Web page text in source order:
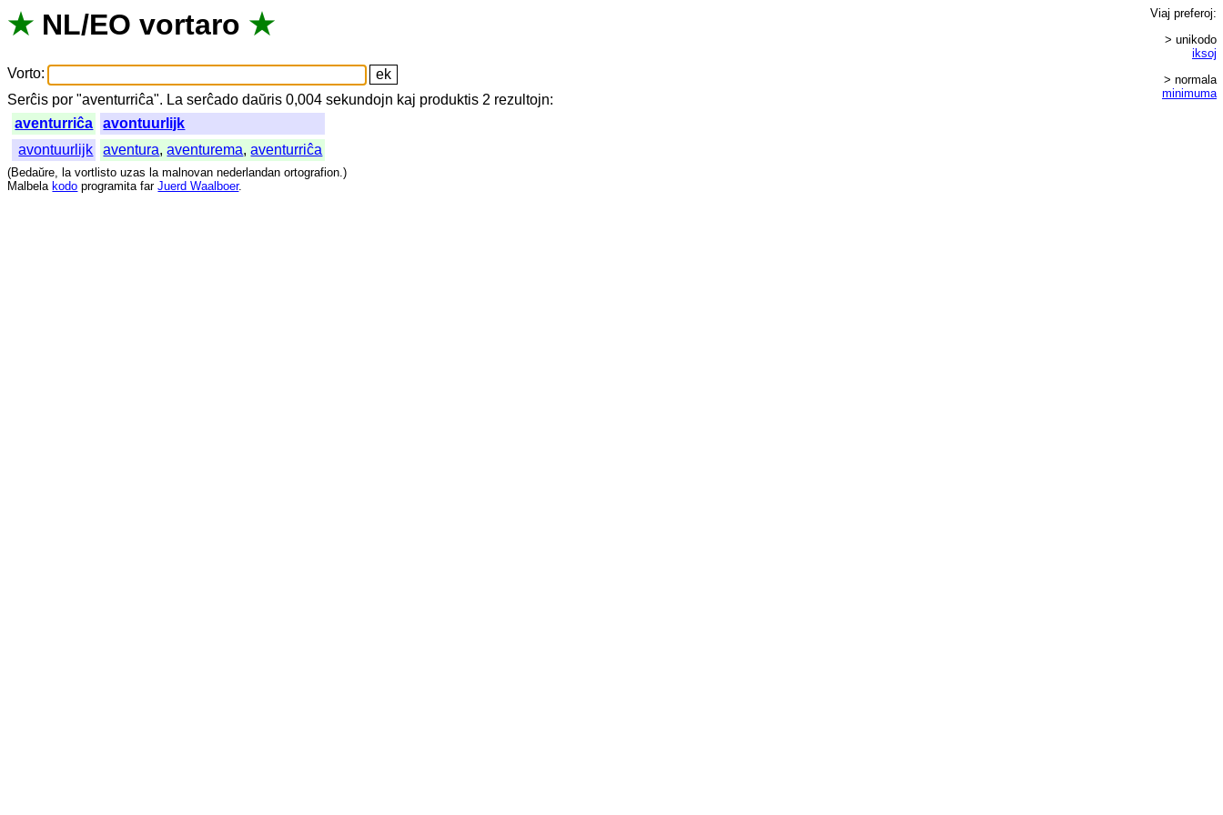
★ NL/EO vortaro ★
Vorto:
Serĉis por "aventurriĉa". La serĉado daŭris 0,004sekundojn kaj produktis 2 rezultojn:
aventurriĉa
avontuurlijk
avontuurlijk
aventura,aventurema,aventurriĉa
Viaj preferoj:
> unikodo
iksoj
> normala
minimuma
(Bedaŭre, la vortlisto uzas la malnovan nederlandan ortografion.)
Malbela kodo programita far Juerd Waalboer.